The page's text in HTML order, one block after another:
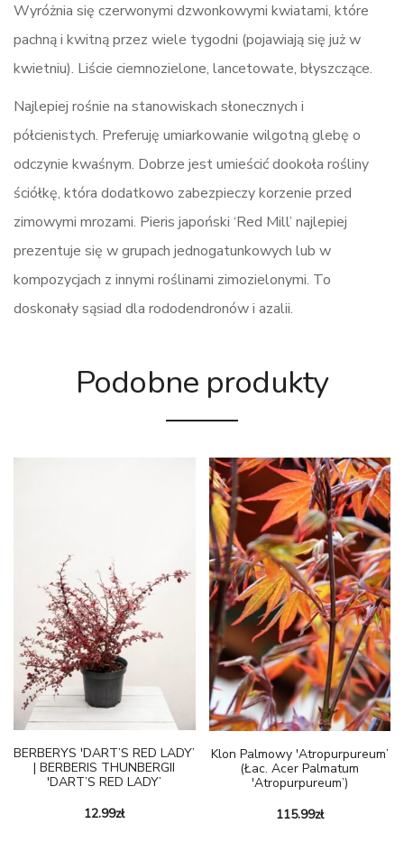
Wyróżnia się czerwonymi dzwonkowymi kwiatami, które
pachną i kwitną przez wiele tygodni (pojawiają się już w
kwietniu). Liście ciemnozielone, lancetowate, błyszczące.
Najlepiej rośnie na stanowiskach słonecznych i
półcienistych. Preferuję umiarkowanie wilgotną glebę o
odczynie kwaśnym. Dobrze jest umieścić dookoła rośliny
ściółkę, która dodatkowo zabezpieczy korzenie przed
zimowymi mrozami. Pieris japoński ‘Red Mill’ najlepiej
prezentuje się w grupach jednogatunkowych lub w
kompozycjach z innymi roślinami zimozielonymi. To
doskonały sąsiad dla rododendronów i azalii.
Podobne produkty
BERBERYS 'DART’S RED LADY’
| BERBERIS THUNBERGII
'DART’S RED LADY’
12.99zł
Klon Palmowy 'Atropurpureum’
(łac. Acer Palmatum
'Atropurpureum’)
115.99zł